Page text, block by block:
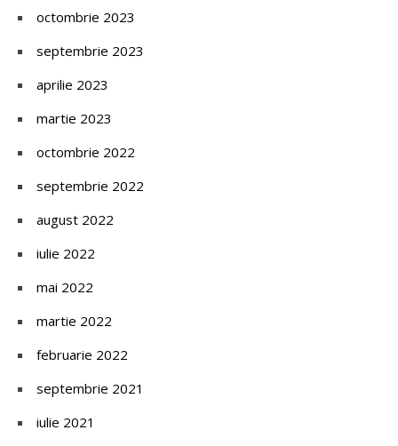
octombrie 2023
septembrie 2023
aprilie 2023
martie 2023
octombrie 2022
septembrie 2022
august 2022
iulie 2022
mai 2022
martie 2022
februarie 2022
septembrie 2021
iulie 2021